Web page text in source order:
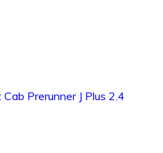
Prerunner J Plus 2.4